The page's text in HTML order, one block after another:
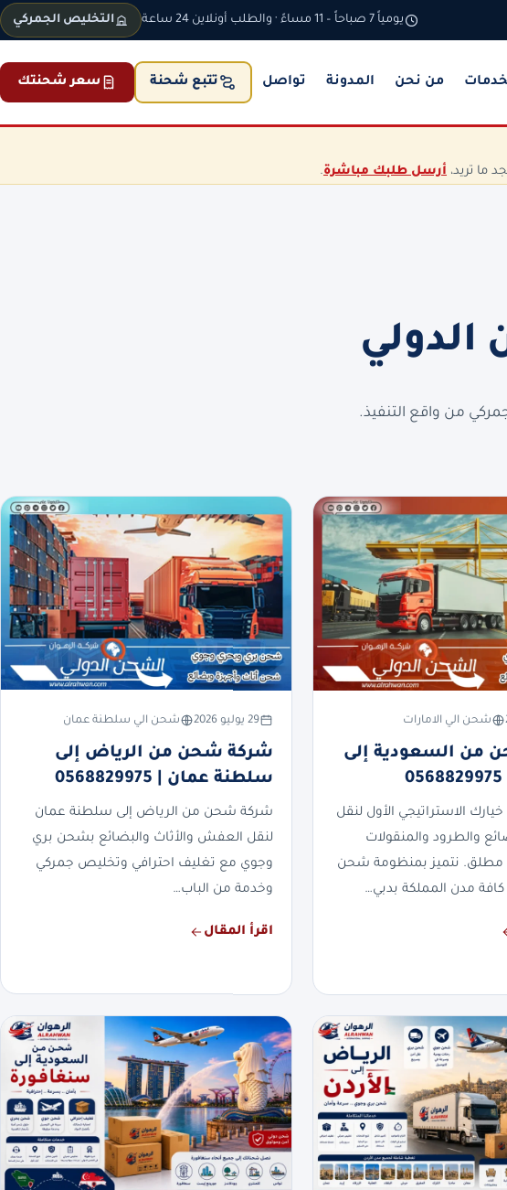
يومياً 7 صباحاً – 11 مساءً · والطلب أونلاين 24 ساعة التخليص الجمركي
من نحن المدونة تواصل تتبع شحنة سعر شحنتك
ما تريد، أرسل طلبك مباشرة.
الدولي
من واقع التنفيذ.
شحن الي الامارات
من السعودية إلى
الاستراتيجي الأول لنقل
والطرود والمنقولات
مطلق. نتميز بمنظومة شحن
مدن المملكة بدبي…
29 يوليو 2026 شحن الي سلطنة عمان
شركة شحن من الرياض إلى
سلطنة عمان | 0568829975
شركة شحن من الرياض إلى سلطنة عمان
لنقل العفش والأثاث والبضائع بشحن بري
وجوي مع تغليف احترافي وتخليص جمركي
وخدمة من الباب…
اقرأ المقال